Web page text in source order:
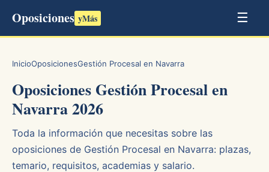
Oposiciones yMás ☰
InicioOposicionesGestión Procesal en Navarra
Oposiciones Gestión Procesal en
Navarra 2026
Toda la información que necesitas sobre las
oposiciones de Gestión Procesal en Navarra: plazas,
temario, requisitos, academias y salario.